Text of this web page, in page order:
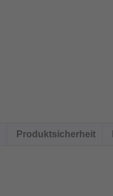
Produktsicherheit